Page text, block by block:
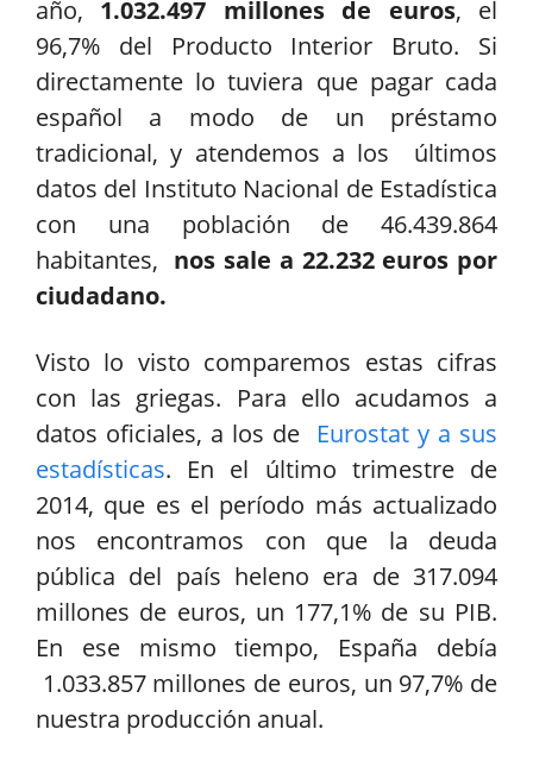
año, 1.032.497 millones de euros, el
96,7% del Producto Interior Bruto. Si
directamente lo tuviera que pagar cada
español a modo de un préstamo
tradicional, y atendemos a los últimos
datos del Instituto Nacional de Estadística
con una población de 46.439.864
habitantes, nos sale a 22.232 euros por
ciudadano.
Visto lo visto comparemos estas cifras
con las griegas. Para ello acudamos a
datos oficiales, a los de Eurostat y a sus
estadísticas. En el último trimestre de
2014, que es el período más actualizado
nos encontramos con que la deuda
pública del país heleno era de 317.094
millones de euros, un 177,1% de su PIB.
En ese mismo tiempo, España debía
1.033.857 millones de euros, un 97,7% de
nuestra producción anual.